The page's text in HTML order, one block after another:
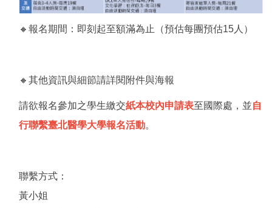
🔸報名期間：即刻起至額滿為止（預估每團預估15人）
🔸其他資訊與細節請詳閱附件與海報
請欲報名參加之學生繳交紙本校內申請表至國際處，並自
行聯繫臺北醫學大學報名活動。
聯繫方式：
黃小姐